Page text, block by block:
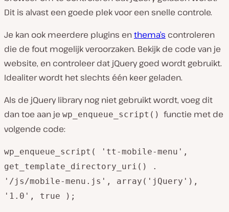
Dit is alvast een goede plek voor een snelle controle.
Je kan ook meerdere plugins enthema’s controleren
die de fout mogelijk veroorzaken. Bekijk de code van je
website, en controleer dat jQuery goed wordt gebruikt.
Idealiter wordt het slechts één keer geladen.
Als de jQuery library nog niet gebruikt wordt, voeg dit
dan toe aan je wp_enqueue_script() functie met de
volgende code:
wp_enqueue_script( 'tt-mobile-menu',
get_template_directory_uri() .
'/js/mobile-menu.js', array('jQuery'),
'1.0', true );